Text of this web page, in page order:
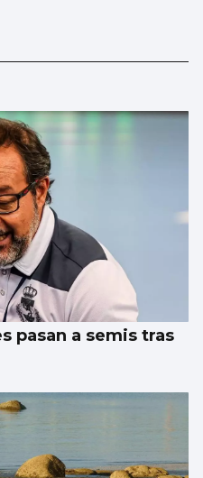
en Vigo y
sube el paro
pasan a semis tras